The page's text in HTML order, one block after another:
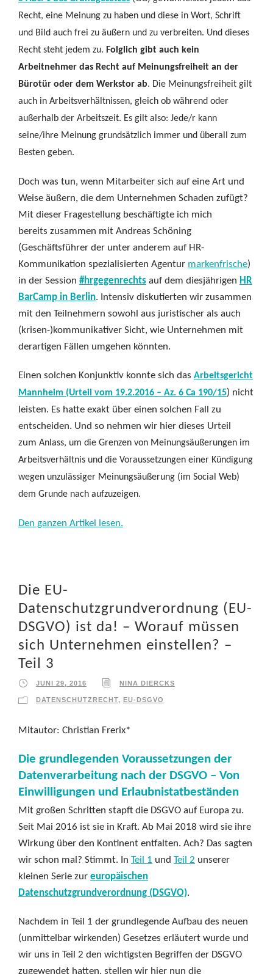
Recht, eine Meinung zu haben und diese in Wort, Schrift
und Bild auch frei zu äußern und zu verbreiten. Und dieses
Recht steht jedem zu. Folglich gibt auch kein
Arbeitnehmer das Recht auf Meinungsfreiheit an der
Bürotür oder dem Werkstor ab. Die Meinungsfreiheit gilt
auch in Arbeitsverhältnissen, gleich ob während oder
außerhalb der Arbeitszeit. Es gilt also: Jede/r kann
seine/ihre Meinung grundsätzlich immer und überall zum
Besten geben.
Doch was tun, wenn Mitarbeiter sich auf eine Art und
Weise äußern, die dem Unternehmen Schaden zufügt?
Mit dieser Fragestellung beschäftigte ich mich
bereits zusammen mit Andreas Schöning
(Geschäftsführer der unter anderem auf HR-
Kommunikation spezialisierten Agentur markenfrische)
in der Session #hrgegenrechts auf dem diesjährigen HR
BarCamp in Berlin. Intensiv diskutierten wir zusammen
mit den Teilnehmern sowohl aus juristischer als auch
(krisen-)kommunikativer Sicht, wie Unternehmen mit
derartigen Fällen umgehen könnten.
Einen solchen Konjunktiv konnte sich das Arbeitsgericht
Mannheim (Urteil vom 19.2.2016 – Az. 6 Ca 190/15) nicht
leisten. Es hatte exakt über einen solchen Fall zu
entscheiden. Und so nehmen wir hier dieses Urteil
zum Anlass, um die Grenzen von Meinungsäußerungen im
Arbeitsverhältnis und die Voraussetzungen einer Kündigung
wegen unzulässiger Meinungsäußerung (im Social Web)
dem Grunde nach aufzuzeigen.
Den ganzen Artikel lesen.
Die EU-
Datenschutzgrundverordnung (EU-
DSGVO) ist da! – Worauf müssen
sich Unternehmen einstellen? –
Teil 3
JUNI 29, 2016 NINA DIERCKS
DATENSCHUTZRECHT, EU-DSGVO
Mitautor: Christian Frerix*
Die grundlegenden Voraussetzungen der
Datenverarbeitung nach der DSGVO – Von
Einwilligungen und Erlaubnistatbeständen
Mit großen Schritten stapft die DSGVO auf Europa zu.
Seit Mai 2016 ist sie in Kraft. Ab Mai 2018 wird sie ihre
Wirkung über den Kontinent entfalten. Ach? Das sagten
wir schon mal? Stimmt. In Teil 1 und Teil 2 unserer
kleinen Serie zur europäischen
Datenschutzgrundverordnung (DSGVO).
Nachdem in Teil 1 der grundlegende Aufbau des neuen
(unmittelbar wirkenden) Gesetzes erläutert wurde und
wir uns in Teil 2 den wichtigsten Begriffen der DSGVO
zugewendet hatten, stellen wir hier nun die